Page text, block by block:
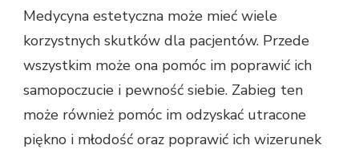
Medycyna estetyczna może mieć wiele
korzystnych skutków dla pacjentów. Przede
wszystkim może ona pomóc im poprawić ich
samopoczucie i pewność siebie. Zabieg ten
może również pomóc im odzyskać utracone
piękno i młodość oraz poprawić ich wizerunek